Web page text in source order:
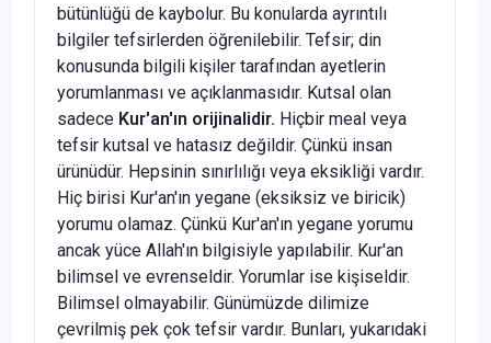
bütünlüğü de kaybolur. Bu konularda ayrıntılı
bilgiler tefsirlerden öğrenilebilir. Tefsir; din
konusunda bilgili kişiler tarafından ayetlerin
yorumlanması ve açıklanmasıdır. Kutsal olan
sadece Kur'an'ın orijinalidir. Hiçbir meal veya
tefsir kutsal ve hatasız değildir. Çünkü insan
ürünüdür. Hepsinin sınırlılığı veya eksikliği vardır.
Hiç birisi Kur'an'ın yegane (eksiksiz ve biricik)
yorumu olamaz. Çünkü Kur'an'ın yegane yorumu
ancak yüce Allah'ın bilgisiyle yapılabilir. Kur'an
bilimsel ve evrenseldir. Yorumlar ise kişiseldir.
Bilimsel olmayabilir. Günümüzde dilimize
çevrilmiş pek çok tefsir vardır. Bunları, yukarıdaki